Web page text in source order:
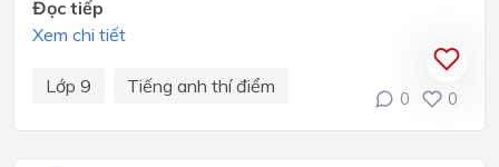
Đọc tiếp
Xem chi tiết
Lớp 9 Tiếng anh thí điểm
0 0